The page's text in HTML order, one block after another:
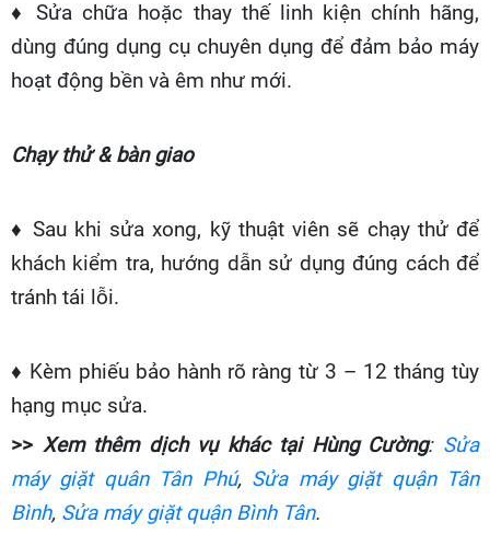
♦ Sửa chữa hoặc thay thế linh kiện chính hãng,
dùng đúng dụng cụ chuyên dụng để đảm bảo máy
hoạt động bền và êm như mới.
Chạy thử & bàn giao
♦ Sau khi sửa xong, kỹ thuật viên sẽ chạy thử để
khách kiểm tra, hướng dẫn sử dụng đúng cách để
tránh tái lỗi.
♦ Kèm phiếu bảo hành rõ ràng từ 3 – 12 tháng tùy
hạng mục sửa.
>> Xem thêm dịch vụ khác tại Hùng Cường: Sửa
máy giặt quân Tân Phú, Sửa máy giặt quận Tân
Bình, Sửa máy giặt quận Bình Tân.